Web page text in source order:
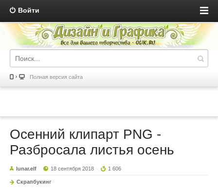
Войти
Полная версия сайта
Осенний клипарт PNG -
Разбросала листья осень
lunar.elf 18 сентября 2018 1 606
Скрапбукинг